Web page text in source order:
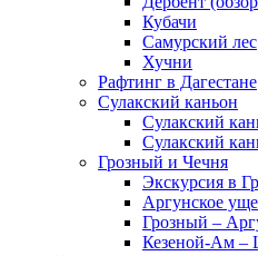
Кубачи
Самурский лес
Хучни
Рафтинг в Дагестане
Сулакский каньон
Сулакский
Сулакский
Грозный и Чечня
Экскурсия в
Аргунское
Грозный –
Кезеной-Ам –